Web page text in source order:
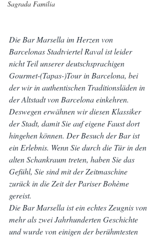
Sagrada Família
Die Bar Marsella im Herzen von
Barcelonas Stadtviertel Raval ist leider
nicht Teil unserer deutschsprachigen
Gourmet-(Tapas-)Tour in Barcelona, bei
der wir in authentischen Traditionsläden in
der Altstadt von Barcelona einkehren.
Deswegen erwähnen wir diesen Klassiker
der Stadt, damit Sie auf eigene Faust dort
hingehen können. Der Besuch der Bar ist
ein Erlebnis. Wenn Sie durch die Tür in den
alten Schankraum treten, haben Sie das
Gefühl, Sie sind mit der Zeitmaschine
zurück in die Zeit der Pariser Bohème
gereist.
Die Bar Marsella ist ein echtes Zeugnis von
mehr als zwei Jahrhunderten Geschichte
und wurde von einigen der berühmtesten